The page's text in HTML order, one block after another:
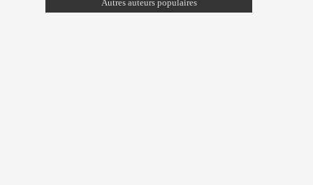
Autres auteurs populaires